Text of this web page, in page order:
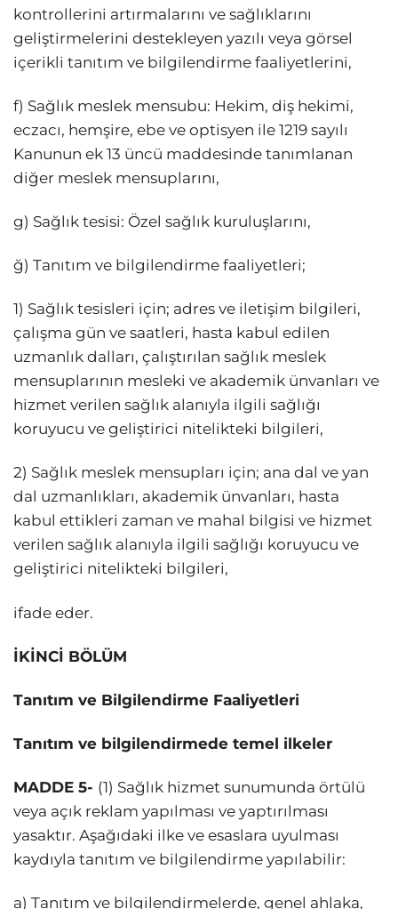
kontrollerini artırmalarını ve sağlıklarını
geliştirmelerini destekleyen yazılı veya görsel
içerikli tanıtım ve bilgilendirme faaliyetlerini,
f) Sağlık meslek mensubu: Hekim, diş hekimi,
eczacı, hemşire, ebe ve optisyen ile 1219 sayılı
Kanunun ek 13 üncü maddesinde tanımlanan
diğer meslek mensuplarını,
g) Sağlık tesisi: Özel sağlık kuruluşlarını,
ğ) Tanıtım ve bilgilendirme faaliyetleri;
1) Sağlık tesisleri için; adres ve iletişim bilgileri,
çalışma gün ve saatleri, hasta kabul edilen
uzmanlık dalları, çalıştırılan sağlık meslek
mensuplarının mesleki ve akademik ünvanları ve
hizmet verilen sağlık alanıyla ilgili sağlığı
koruyucu ve geliştirici nitelikteki bilgileri,
2) Sağlık meslek mensupları için; ana dal ve yan
dal uzmanlıkları, akademik ünvanları, hasta
kabul ettikleri zaman ve mahal bilgisi ve hizmet
verilen sağlık alanıyla ilgili sağlığı koruyucu ve
geliştirici nitelikteki bilgileri,
ifade eder.
İKİNCİ BÖLÜM
Tanıtım ve Bilgilendirme Faaliyetleri
Tanıtım ve bilgilendirmede temel ilkeler
MADDE 5- (1) Sağlık hizmet sunumunda örtülü
veya açık reklam yapılması ve yaptırılması
yasaktır. Aşağıdaki ilke ve esaslara uyulması
kaydıyla tanıtım ve bilgilendirme yapılabilir:
a) Tanıtım ve bilgilendirmelerde, genel ahlaka,